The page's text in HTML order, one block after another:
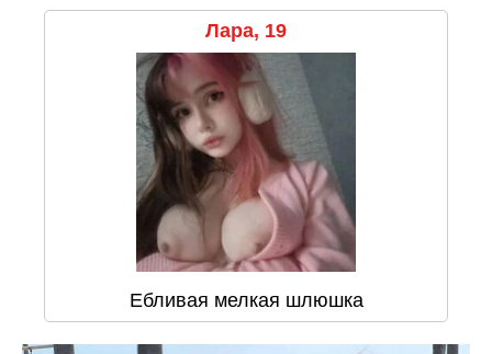
Лара, 19
Ебливая мелкая шлюшка